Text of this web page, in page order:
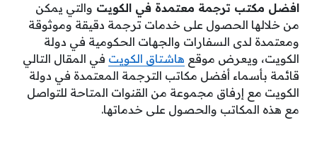
افضل مكتب ترجمة معتمدة في الكويت والتي يمكن
من خلالها الحصول على خدمات ترجمة دقيقة وموثوقة
ومعتمدة لدى السفارات والجهات الحكومية في دولة
الكويت، ويعرض موقع هاشتاق الكويت في المقال التالي
قائمة بأسماء أفضل مكاتب الترجمة المعتمدة في دولة
الكويت مع إرفاق مجموعة من القنوات المتاحة للتواصل
مع هذه المكاتب والحصول على خدماتها.